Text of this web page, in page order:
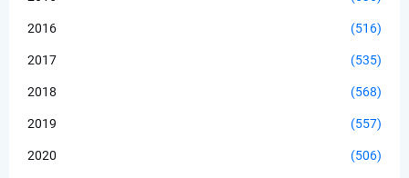
2016 (516)
2017 (535)
2018 (568)
2019 (557)
2020 (506)